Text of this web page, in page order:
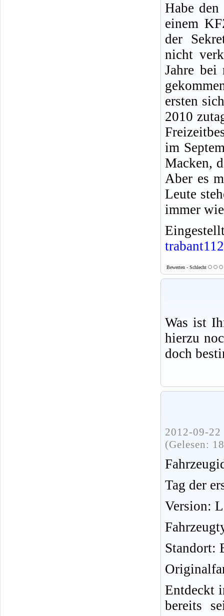
Habe
einem
der
nicht
Jahre bei
ersten
2010
im
Macken,
Aber es
Leute
immer
trabant112
Bewerten - Schlecht
Was ist
hierzu
doch
2012-09-
(Gelesen:
Tag der
Version:
Standort:
Entdeckt
bereits